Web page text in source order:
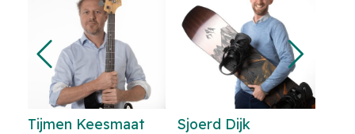
Sjoerd Dijk Peter Schoch